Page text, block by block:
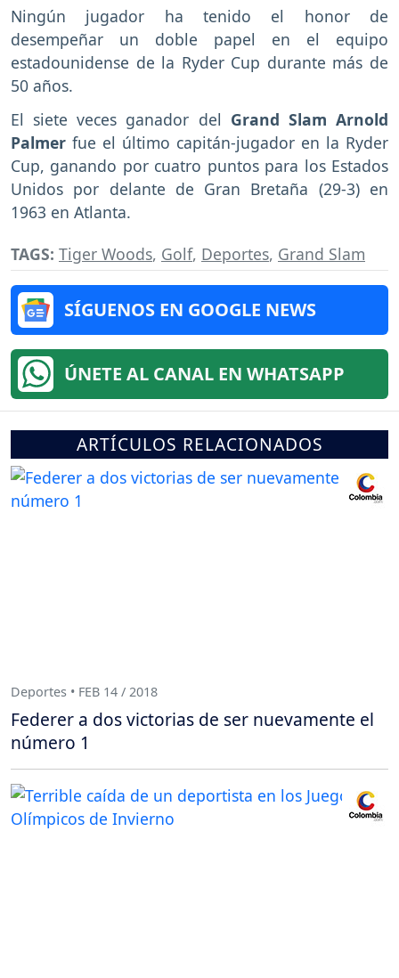
Ningún jugador ha tenido el honor de
desempeñar un doble papel en el equipo
estadounidense de la Ryder Cup durante más de
50 años.
El siete veces ganador del Grand Slam Arnold
Palmer fue el último capitán-jugador en la Ryder
Cup, ganando por cuatro puntos para los Estados
Unidos por delante de Gran Bretaña (29-3) en
1963 en Atlanta.
TAGS: Tiger Woods, Golf, Deportes, Grand Slam
SÍGUENOS EN GOOGLE NEWS
ÚNETE AL CANAL EN WHATSAPP
ARTÍCULOS RELACIONADOS
Deportes • FEB 14 / 2018
Federer a dos victorias de ser nuevamente el
número 1